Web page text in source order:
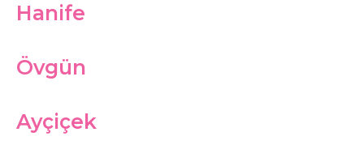
Hanife
Övgün
Ayçiçek